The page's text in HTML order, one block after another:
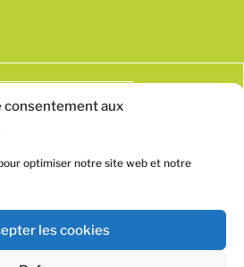
consentement aux
optimiser notre site web et notre
les cookies